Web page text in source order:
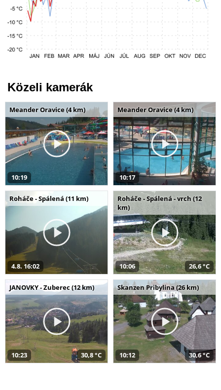
Közeli kamerák
Meander Oravice (4 km)
10:19
Meander Oravice (4 km)
10:17
Roháče - Spálená (11 km)
4.8. 16:02
Roháče - Spálená - vrch (12
km)
10:06 26,6 °C
JANOVKY - Zuberec (12 km)
10:23 30,8 °C
Skanzen Pribylina (26 km)
10:12 30,6 °C